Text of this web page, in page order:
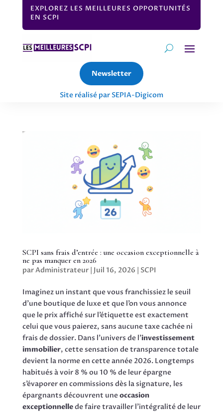
EXPLOREZ LES MEILLEURES OPPORTUNITÉS
EN SCPI
Newsletter
Site réalisé par SEPIA-Digicom
SCPI sans frais d’entrée : une occasion exceptionnelle à
ne pas manquer en 2026
parAdministrateur| Juil 16, 2026 | SCPI
Imaginez un instant que vous franchissiez le seuil
d’une boutique de luxe et que l’on vous annonce
que le prix affiché sur l’étiquette est exactement
celui que vous paierez, sans aucune taxe cachée ni
frais de dossier. Dans l’univers de l’investissement
immobilier, cette sensation de transparence totale
devient la norme en cette année 2026. Longtemps
habitués à voir 8 % ou 10 % de leur épargne
s’évaporer en commissions dès la signature, les
épargnants découvrent uneoccasion
exceptionnellede faire travailler l’intégralité de leur